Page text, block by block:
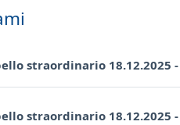
straordinario 18.12.2025
straordinario 18.12.2025